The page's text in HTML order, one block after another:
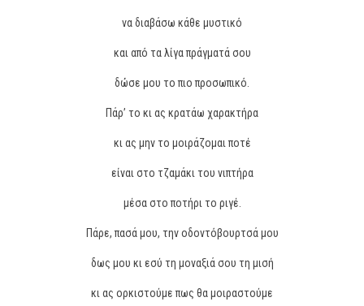
να διαβάσω κάθε μυστικό
και από τα λίγα πράγματά σου
δώσε μου το πιο προσωπικό.
Πάρ’ το κι ας κρατάω χαρακτήρα
κι ας μην το μοιράζομαι ποτέ
είναι στο τζαμάκι του νιπτήρα
μέσα στο ποτήρι το ριγέ.
Πάρε, πασά μου, την οδοντόβουρτσά μου
δως μου κι εσύ τη μοναξιά σου τη μισή
κι ας ορκιστούμε πως θα μοιραστούμε